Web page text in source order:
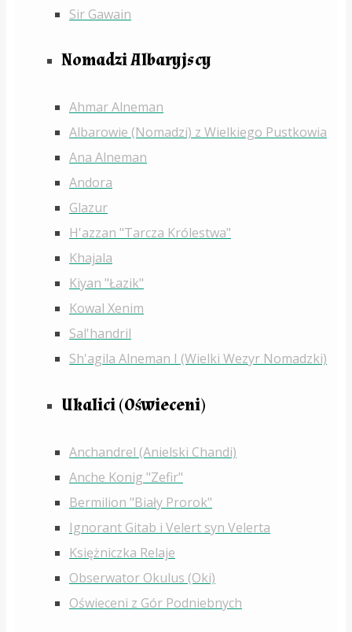
Sir Gawain
Nomadzi Albaryjscy
Ahmar Alneman
Albarowie (Nomadzi) z Wielkiego Pustkowia
Ana Alneman
Andora
Glazur
H'azzan "Tarcza Królestwa"
Khajala
Kiyan "Łazik"
Kowal Xenim
Sal'handril
Sh'agila Alneman I (Wielki Wezyr Nomadzki)
Ukalici (Oświeceni)
Anchandrel (Anielski Chandi)
Anche Konig "Zefir"
Bermilion "Biały Prorok"
Ignorant Gitab i Velert syn Velerta
Księżniczka Relaje
Obserwator Okulus (Oki)
Oświeceni z Gór Podniebnych